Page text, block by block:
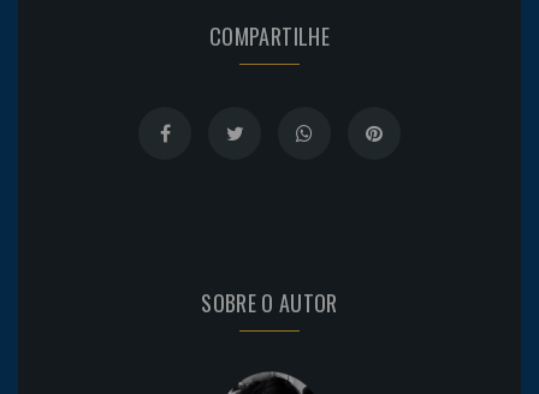
COMPARTILHE
SOBRE O AUTOR